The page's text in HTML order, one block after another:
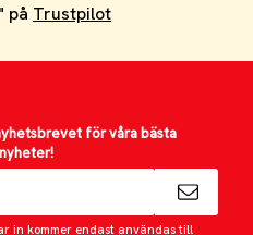
på Trustpilot
för våra bästa
in kommer endast användas till